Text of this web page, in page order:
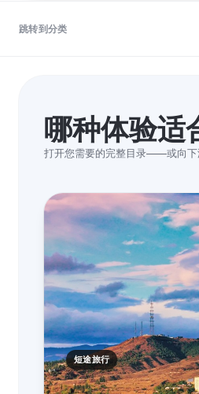
跳转到分类
哪种体验适
打开您需要的完整目录——或向下
短途旅行